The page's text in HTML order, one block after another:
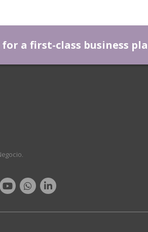
a first-class business